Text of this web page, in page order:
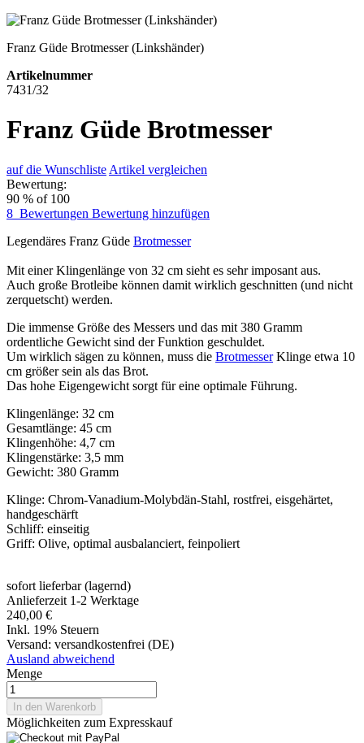
Franz Güde Brotmesser (Linkshänder)
Artikelnummer
7431/32
Franz Güde Brotmesser
auf die Wunschliste Artikel vergleichen
Bewertung:
90 % of 100
8 Bewertungen Bewertung hinzufügen
Legendäres Franz Güde Brotmesser
Mit einer Klingenlänge von 32 cm sieht es sehr imposant aus.
Auch große Brotleibe können damit wirklich geschnitten (und nicht
zerquetscht) werden.
Die immense Größe des Messers und das mit 380 Gramm
ordentliche Gewicht sind der Funktion geschuldet.
Um wirklich sägen zu können, muss die BrotmesserKlinge etwa 10
cm größer sein als das Brot.
Das hohe Eigengewicht sorgt für eine optimale Führung.
Klingenlänge: 32 cm
Gesamtlänge: 45 cm
Klingenhöhe: 4,7 cm
Klingenstärke: 3,5 mm
Gewicht: 380 Gramm
Klinge: Chrom-Vanadium-Molybdän-Stahl, rostfrei, eisgehärtet,
handgeschärft
Schliff: einseitig
Griff: Olive, optimal ausbalanciert, feinpoliert
sofort lieferbar (lagernd)
Anlieferzeit 1-2 Werktage
240,00 €
Inkl. 19% Steuern
Versand: versandkostenfrei (DE)
Ausland abweichend
Menge
In den Warenkorb
Möglichkeiten zum Expresskauf